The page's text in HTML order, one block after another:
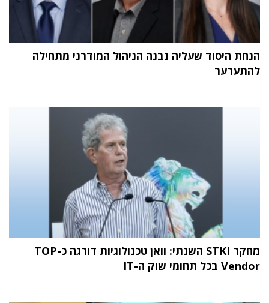
הנחת היסוד שעליה נבנה הניהול המודרני מתחילה
להתערער
מחקר STKI השנתי: וואן טכנולוגיות דורגה כ-TOP
Vendor בכל תחומי שוק ה-IT